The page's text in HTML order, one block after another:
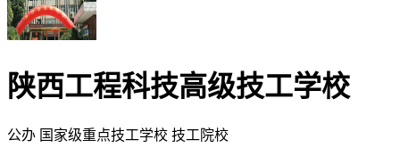
陕西工程科技高级技工学校
公办 国家级重点技工学校 技工院校